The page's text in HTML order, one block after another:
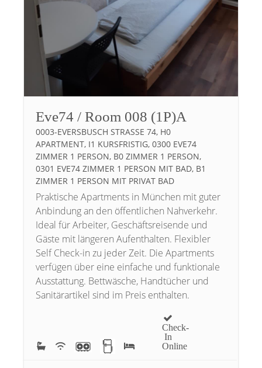
Eve74 / Room 008 (1P)A
0003-EVERSBUSCH STRASSE 74, H0 A
PARTMENT, I1 KURSFRISTIG, 0300 EVE74 Z
IMMER 1 PERSON, B0 ZIMMER 1 PERSON, 0
301 EVE74 ZIMMER 1 PERSON MIT BAD, B1 Z
IMMER 1 PERSON MIT PRIVAT BAD
Praktische Apartments in München mit guter
Anbindung an den öffentlichen Nahverkehr.
Ideal für Arbeiter, Geschäftsreisende und
Gäste mit längeren Aufenthalten. Flexibler
Self Check-in zu jeder Zeit. Die Apartments
verfügen über eine einfache und funktionale
Ausstattung. Bettwäsche, Handtücher und
Sanitärartikel sind im Preis enthalten.
Check-
In
Online